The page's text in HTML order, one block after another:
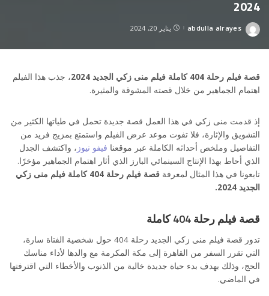
2024
Posted
abdulla alrayes يناير 20, 2024
قصة فيلم رحلة 404 كاملة فيلم منى زكي الجديد 2024
، جذب هذا الفيلم
اهتمام الجماهير من خلال قصته المشوقة والمثيرة.
إذ قدمت منى زكي في هذا العمل قصة جديدة تحمل في طياتها الكثير من
التشويق والإثارة، فلا تفوت موعد عرض الفيلم واستمتع بمزيج فريد من
التفاصيل وملخص أحداثه الكاملة عبر موقعنا فيفو نيوز ، واكتشف الجدل
الذي أحاط بهذا الإنتاج السينمائي البارز الذي أثار اهتمام الجماهير مؤخرًا.
تابعونا في هذا المثال لمعرفة
قصة فيلم رحلة 404 كاملة فيلم منى زكي
الجديد 2024.
قصة فيلم رحلة 404 كاملة
تدور قصة فيلم منى زكي الجديد رحلة 404 حول شخصية الفتاة سارة،
التي تقرر السفر من القاهرة إلى مكة المكرمة مع والدها لأداء مناسك
الحج، وذلك بهدف بدء حياة جديدة خالية من الذنوب والأخطاء التي اقترفتها
في الماضي.